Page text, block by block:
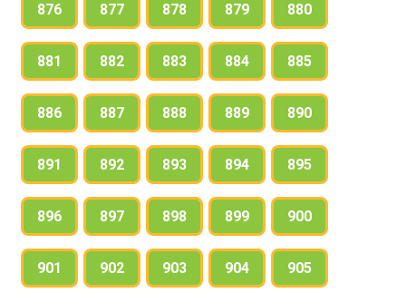
876 877 878 879 880
881 882 883 884 885
886 887 888 889 890
891 892 893 894 895
896 897 898 899 900
901 902 903 904 905